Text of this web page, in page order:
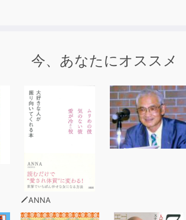
今、あなたにオススメ
ANNA